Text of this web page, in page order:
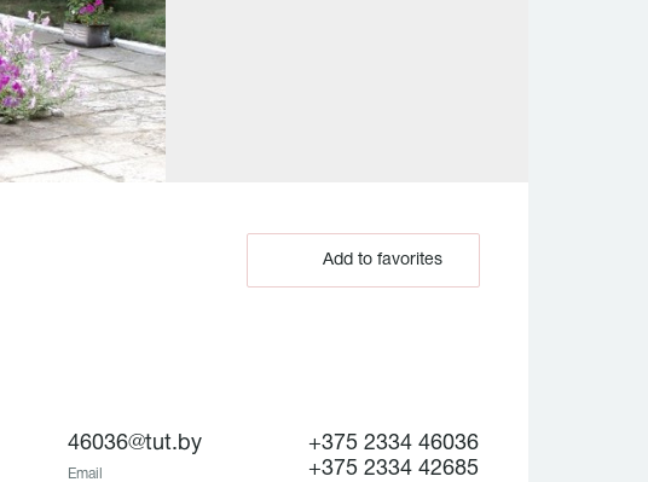
Add to favorites
46036@tut.by
Email
+375 2334 46036
+375 2334 42685